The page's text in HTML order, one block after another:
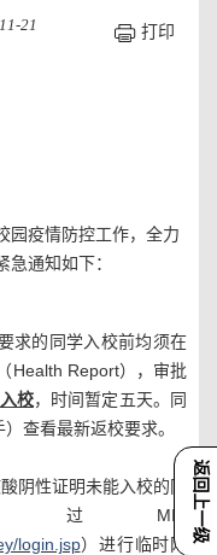
返回上一级
21 打印
园疫情防控工作，全力
通知如下：
求的同学入校前均须在
Health Report），审批
校，时间暂定五天。同
查看最新返校要求。
阴性证明未能入校的同
过 MIS
login.jsp）进行临时网